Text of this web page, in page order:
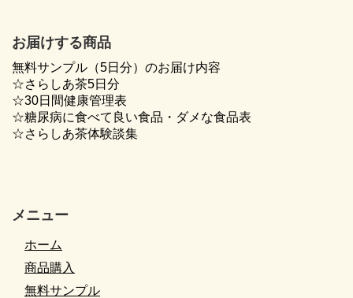
お届けする商品
無料サンプル（5日分）のお届け内容
☆さらしあ茶5日分
☆30日間健康管理表
☆糖尿病に食べて良い食品・ダメな食品表
☆さらしあ茶体験談集
メニュー
ホーム
商品購入
無料サンプル